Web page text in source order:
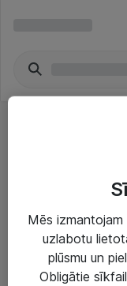
Risinājumi &
Mēs izmantojam
uzlabotu
plūsmu un
Obligātie